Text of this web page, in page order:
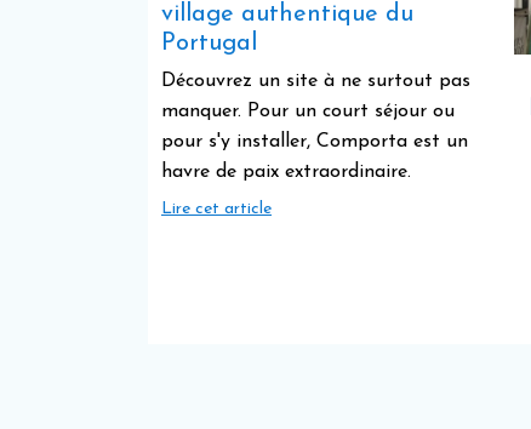
village authentique du
Portugal
Découvrez un site à ne surtout pas
manquer. Pour un court séjour ou
pour s'y installer, Comporta est un
havre de paix extraordinaire.
Lire cet article